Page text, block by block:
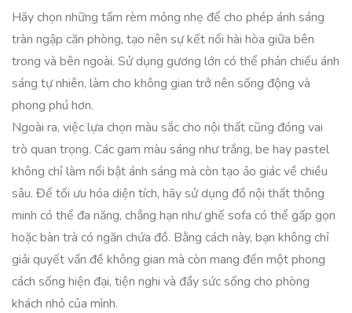
Hãy chọn những tấm rèm mỏng nhẹ để cho phép ánh sáng
tràn ngập căn phòng, tạo nên sự kết nối hài hòa giữa bên
trong và bên ngoài. Sử dụng gương lớn có thể phản chiếu ánh
sáng tự nhiên, làm cho không gian trở nên sống động và
phong phú hơn.
Ngoài ra, việc lựa chọn màu sắc cho nội thất cũng đóng vai
trò quan trọng. Các gam màu sáng như trắng, be hay pastel
không chỉ làm nổi bật ánh sáng mà còn tạo ảo giác về chiều
sâu. Để tối ưu hóa diện tích, hãy sử dụng đồ nội thất thông
minh có thể đa năng, chẳng hạn như ghế sofa có thể gấp gọn
hoặc bàn trà có ngăn chứa đồ. Bằng cách này, bạn không chỉ
giải quyết vấn đề không gian mà còn mang đến một phong
cách sống hiện đại, tiện nghi và đầy sức sống cho phòng
khách nhỏ của mình.